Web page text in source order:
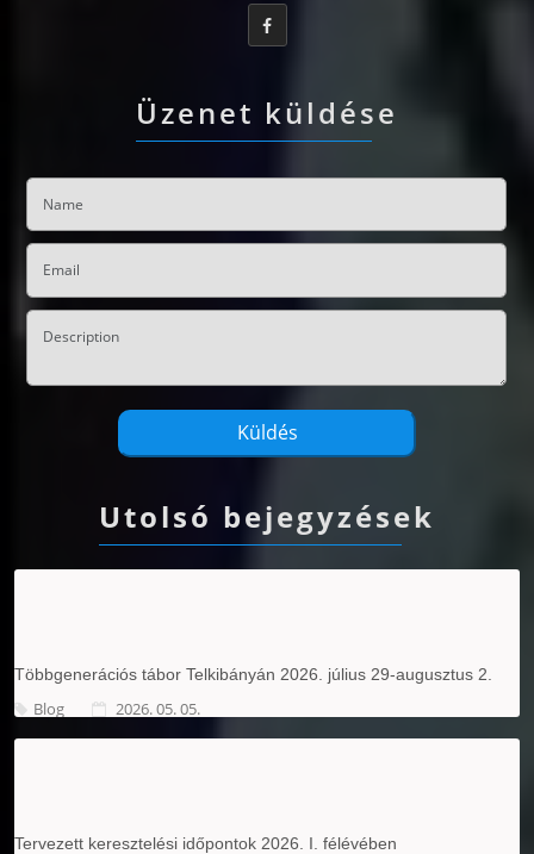
Üzenet küldése
Utolsó bejegyzések
Többgenerációs tábor Telkibányán 2026. július 29-augusztus 2.
Blog 2026. 05. 05.
Tervezett keresztelési időpontok 2026. I. félévében